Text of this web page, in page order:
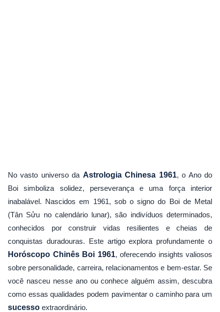
No vasto universo da Astrologia Chinesa 1961, o Ano do
Boi simboliza solidez, perseverança e uma força interior
inabalável. Nascidos em 1961, sob o signo do Boi de Metal
(Tân Sửu no calendário lunar), são indivíduos determinados,
conhecidos por construir vidas resilientes e cheias de
conquistas duradouras. Este artigo explora profundamente o
Horóscopo Chinês Boi 1961, oferecendo insights valiosos
sobre personalidade, carreira, relacionamentos e bem-estar. Se
você nasceu nesse ano ou conhece alguém assim, descubra
como essas qualidades podem pavimentar o caminho para um
sucesso extraordinário.